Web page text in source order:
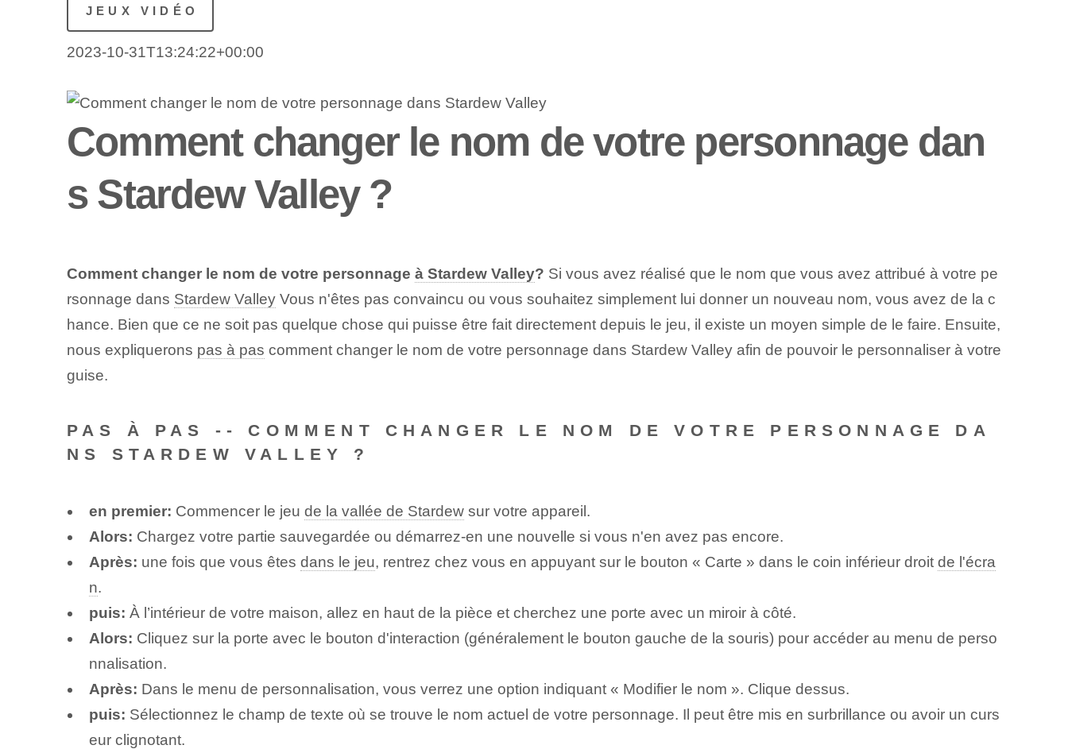
JEUX VIDÉO
2023-10-31T13:24:22+00:00
Comment changer le nom de votre personnage dan
s Stardew Valley ?
Comment changer le nom de votre personnage à Stardew Valley? Si vous avez réalisé que le nom que vous avez attribué à votre pe
rsonnage dans Stardew ValleyVous n'êtes pas convaincu ou vous souhaitez simplement lui donner un nouveau nom, vous avez de la c
hance. Bien que ce ne soit pas quelque chose qui puisse être fait directement depuis le jeu, il existe un moyen simple de le faire. Ensuite,
nous expliquerons pas à pas comment changer le nom de votre personnage dans Stardew Valley afin de pouvoir le personnaliser à votre
guise.
PAS À PAS -- COMMENT CHANGER LE NOM DE VOTRE PERSONNAGE DA
NS STARDEW VALLEY ?
en premier: Commencer le jeu de la vallée de Stardewsur votre appareil.
Alors: Chargez votre partie sauvegardée ou démarrez-en une nouvelle si vous n'en avez pas encore.
Après: une fois que vous êtes dans le jeu, rentrez chez vous en appuyant sur le bouton « Carte » dans le coin inférieur droit de l'écra
n.
puis: À l’intérieur de votre maison, allez en haut de la pièce et cherchez une porte avec un miroir à côté.
Alors: Cliquez sur la porte avec le bouton d'interaction (généralement le bouton gauche de la souris) pour accéder au menu de perso
nnalisation.
Après: Dans le menu de personnalisation, vous verrez une option indiquant « Modifier le nom ». Clique dessus.
puis: Sélectionnez le champ de texte où se trouve le nom actuel de votre personnage. Il peut être mis en surbrillance ou avoir un curs
eur clignotant.